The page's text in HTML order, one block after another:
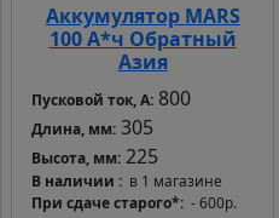
Аккумулятор MARS
100 А*ч Обратный
Азия
Пусковой ток, А: 800
Длина, мм: 305
Высота, мм: 225
В наличии
в 1 магазине
При сдаче старого* - 600р.